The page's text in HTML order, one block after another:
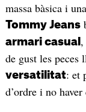
massa bàsica i
Tommy Jeans
armari casual ,
de gust les peces
versatilitat: et
d’ordre i no